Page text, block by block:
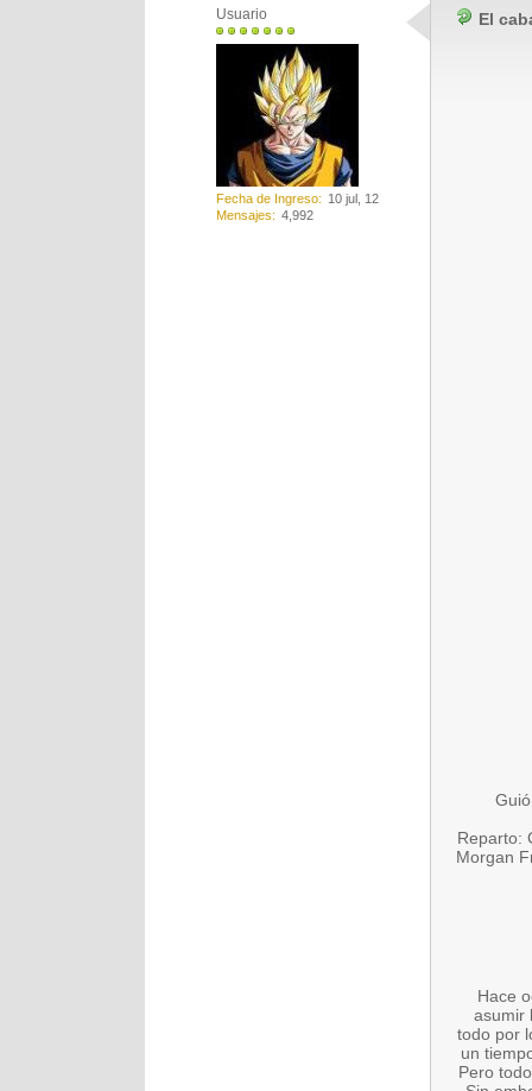
Usuario
Fecha de Ingreso
10 jul, 12
Mensajes
4,992
El
Reparto:
Morgan
Hace
asumir
todo por
un
Pero